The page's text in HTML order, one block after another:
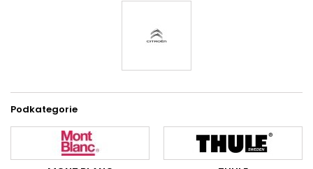
Podkategorie